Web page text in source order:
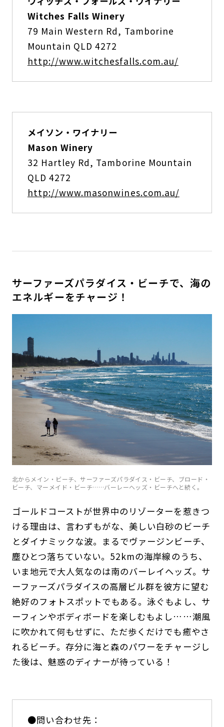
Witches Falls Winery
79 Main Western Rd, Tamborine
Mountain QLD 4272
http://www.witchesfalls.com.au/
メイソン・ワイナリー
Mason Winery
32 Hartley Rd, Tamborine Mountain
QLD 4272
http://www.masonwines.com.au/
サーファーズパラダイス・ビーチで、海の
エネルギーをチャージ！
北からメイン・ビーチ、サーファーズパラダイス・ビーチ、ブロード・
ビーチ、マーメイド・ビーチ……バーレーヘッズ・ビーチへと続く。
ゴールドコーストが世界中のリゾーターを惹きつ
ける理由は、言わずもがな、美しい白砂のビーチ
とダイナミックな波。まるでヴァージンビーチ、
塵ひとつ落ちていない。52kmの海岸線のうち、
いま地元で大人気なのは南のバーレイヘッズ。サ
ーファーズパラダイスの高層ビル群を彼方に望む
絶好のフォトスポットでもある。泳ぐもよし、サ
ーフィンやボディボードを楽しむもよし……潮風
に吹かれて何もせずに、ただ歩くだけでも癒やさ
れるビーチ。存分に海と森のパワーをチャージし
た後は、魅惑のディナーが待っている！
●問い合わせ先：